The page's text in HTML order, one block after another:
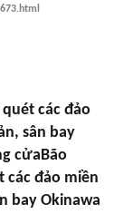
quét các đảo
sân bay
cửaBão
các đảo miền
bay Okinawa